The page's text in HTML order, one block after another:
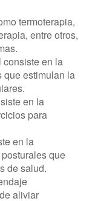
termoterapia,
entre otros,
consiste en la
que estimulan la
en la
para
en la
que
de salud.
aliviar